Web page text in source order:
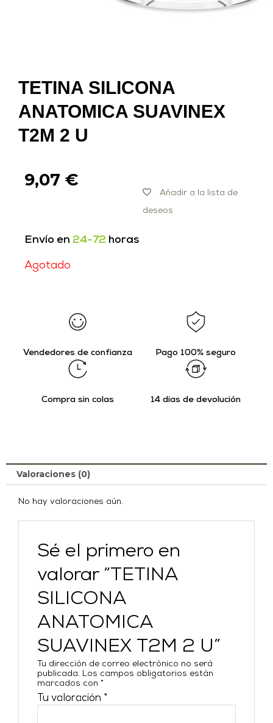
TETINA SILICONA
ANATOMICA SUAVINEX
T2M 2 U
9,07 €
Añadir a la lista de
deseos
Envío en 24-72 horas
Agotado
Vendedores de confianza Pago 100% seguro
Compra sin colas 14 días de devolución
Valoraciones (0)
No hay valoraciones aún.
Sé el primero en
valorar “TETINA
SILICONA
ANATOMICA
SUAVINEX T2M 2 U”
Tu dirección de correo electrónico no será
publicada. Los campos obligatorios están
marcados con*
Tu valoración *